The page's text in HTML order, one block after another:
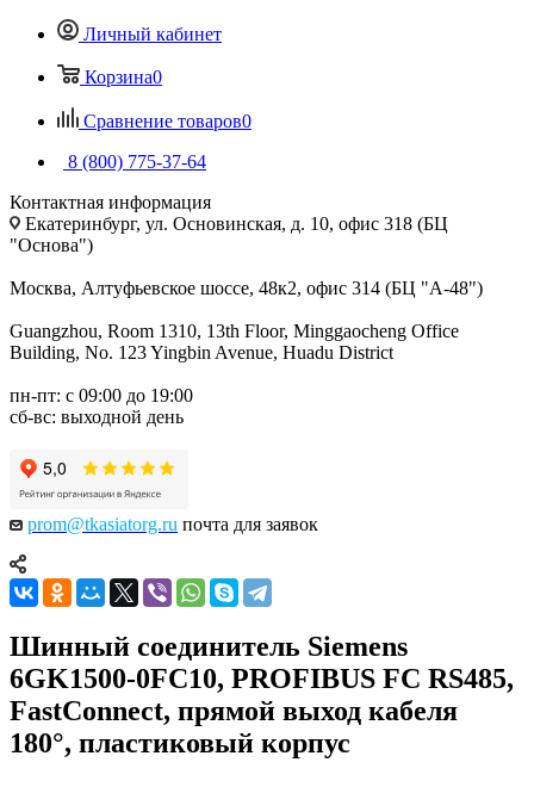
Личный кабинет
Корзина0
Сравнение товаров0
8 (800) 775-37-64
Контактная информация
Екатеринбург, ул. Основинская, д. 10, офис 318 (БЦ
"Основа")
Москва, Алтуфьевское шоссе, 48к2, офис 314 (БЦ "А-48")
Guangzhou, Room 1310, 13th Floor, Minggaocheng Office
Building, No. 123 Yingbin Avenue, Huadu District
пн-пт: с 09:00 до 19:00
сб-вс: выходной день
prom@tkasiatorg.ru почта для заявок
Шинный соединитель Siemens
6GK1500-0FC10, PROFIBUS FC RS485,
FastConnect, прямой выход кабеля
180°, пластиковый корпус